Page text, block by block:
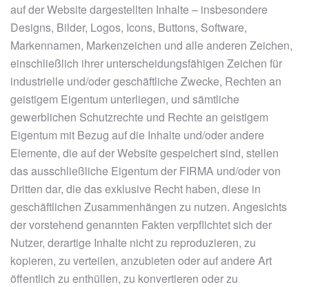
auf der Website dargestellten Inhalte – insbesondere
Designs, Bilder, Logos, Icons, Buttons, Software,
Markennamen, Markenzeichen und alle anderen Zeichen,
einschließlich ihrer unterscheidungsfähigen Zeichen für
industrielle und/oder geschäftliche Zwecke, Rechten an
geistigem Eigentum unterliegen, und sämtliche
gewerblichen Schutzrechte und Rechte an geistigem
Eigentum mit Bezug auf die Inhalte und/oder andere
Elemente, die auf der Website gespeichert sind, stellen
das ausschließliche Eigentum der FIRMA und/oder von
Dritten dar, die das exklusive Recht haben, diese in
geschäftlichen Zusammenhängen zu nutzen. Angesichts
der vorstehend genannten Fakten verpflichtet sich der
Nutzer, derartige Inhalte nicht zu reproduzieren, zu
kopieren, zu verteilen, anzubieten oder auf andere Art
öffentlich zu enthüllen, zu konvertieren oder zu